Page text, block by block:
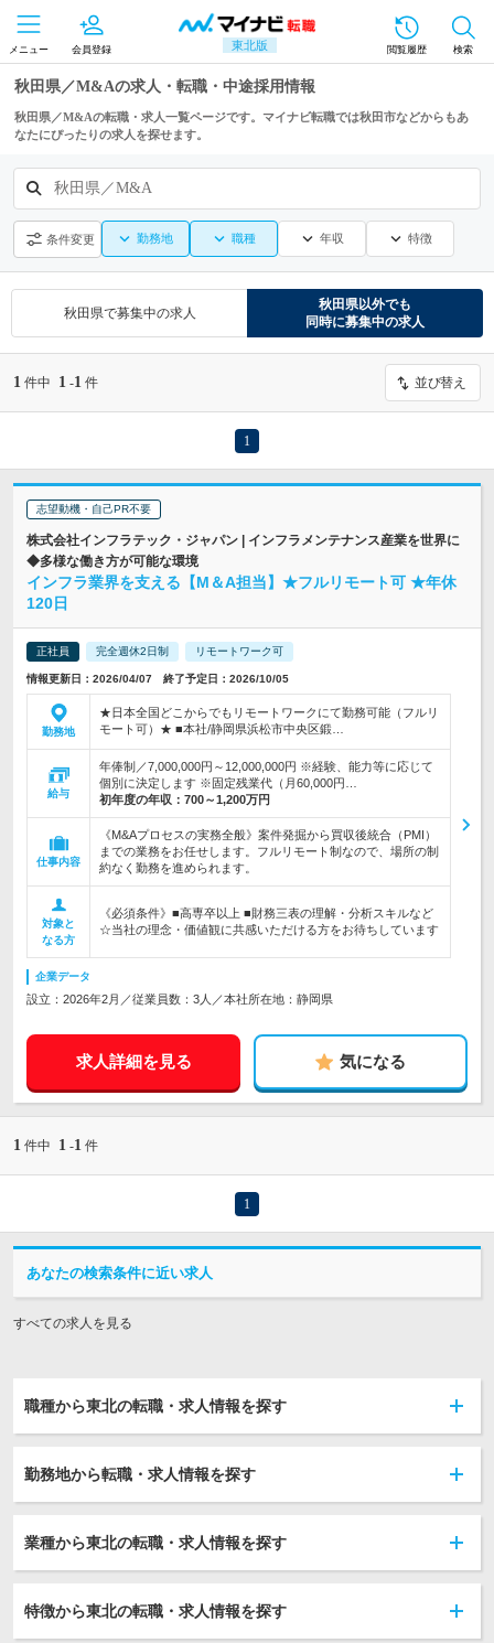
東北版
メニュー 会員登録 閲覧履歴 検索
秋田県／M&Aの求人・転職・中途採用情報
秋田県／M&Aの転職・求人一覧ページです。マイナビ転職では秋田市などからもあ
なたにぴったりの求人を探せます。
秋田県／M&A
条件変更 勤務地 職種 年収 特徴
秋田県で募集中の求人
秋田県以外でも
同時に募集中の求人
1 件中 1 -1 件 並び替え
1
志望動機・自己PR不要
株式会社インフラテック・ジャパン | インフラメンテナンス産業を世界に
◆多様な働き方が可能な環境
インフラ業界を支える【M＆A担当】★フルリモート可 ★年休
120日
正社員 完全週休2日制 リモートワーク可
情報更新日：2026/04/07 終了予定日：2026/10/05
勤務地
★日本全国どこからでもリモートワークにて勤務可能（フルリ
モート可）★ ■本社/静岡県浜松市中央区鍛…
給与
年俸制／7,000,000円～12,000,000円 ※経験、能力等に応じて
個別に決定します ※固定残業代（月60,000円…
初年度の年収： 700～1,200万円
仕事内容
《M&Aプロセスの実務全般》案件発掘から買収後統合（PMI）
までの業務をお任せします。フルリモート制なので、場所の制
約なく勤務を進められます。
対象と
なる方
《必須条件》■高専卒以上 ■財務三表の理解・分析スキルなど
☆当社の理念・価値観に共感いただける方をお待ちしています
企業データ
設立：2026年2月／従業員数：3人／本社所在地：静岡県
求人詳細を見る 気になる
1 件中 1 -1 件
1
あなたの検索条件に近い求人
すべての求人を見る
職種から東北の転職・求人情報を探す
勤務地から転職・求人情報を探す
業種から東北の転職・求人情報を探す
特徴から東北の転職・求人情報を探す